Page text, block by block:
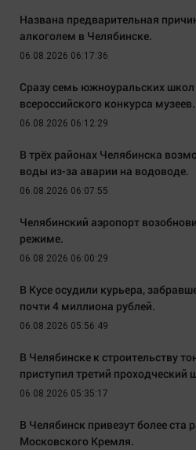
Названа предварительная
алкоголем в Челябинске.
06.08.2026 06:17:36
Сразу семь южноуральских
всероссийского конкурса музеев.
06.08.2026 06:12:29
В трёх районах Челябинска
воды из-за аварии на водоводе.
06.08.2026 06:07:55
Челябинский аэропорт
режиме.
06.08.2026 06:00:29
В Кусе осудили курьера,
почти 4 миллиона рублей.
06.08.2026 05:56:49
В Челябинске к строительству
приступил третий проходческий
06.08.2026 05:35:17
В Челябинск привезут более ста
Московского Кремля.